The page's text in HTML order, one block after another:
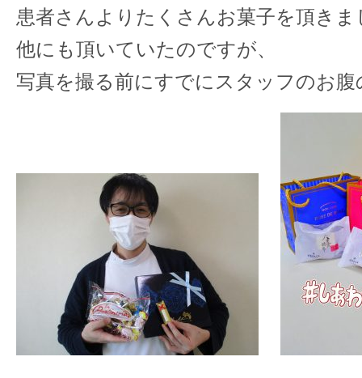
患者さんよりたくさんお菓子を頂きま
他にも頂いていたのですが、
写真を撮る前にすでにスタッフのお腹